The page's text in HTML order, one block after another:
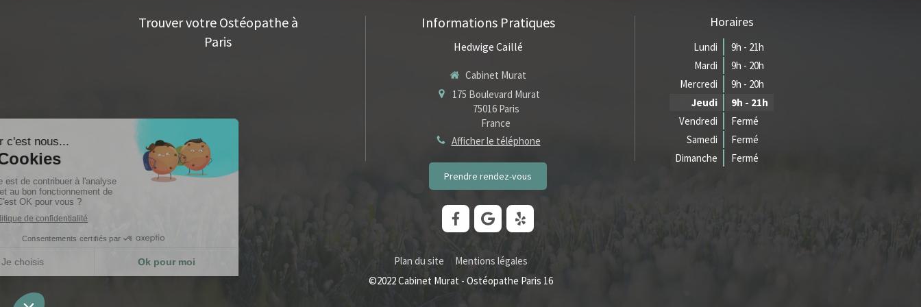
Trouver votre Ostéopathe à
Paris
Informations Pratiques
Hedwige Caillé
Cabinet Murat
175 Boulevard Murat
75016 Paris
France
Afficher le téléphone
Prendre rendez-vous
Horaires
Lundi
9h - 21h
Mardi
9h - 20h
Mercredi
9h - 20h
Jeudi
9h - 21h
Vendredi
Fermé
Samedi
Fermé
Dimanche
Fermé
Plan du site
Mentions légales
©2022 Cabinet Murat - Ostéopathe Paris 16